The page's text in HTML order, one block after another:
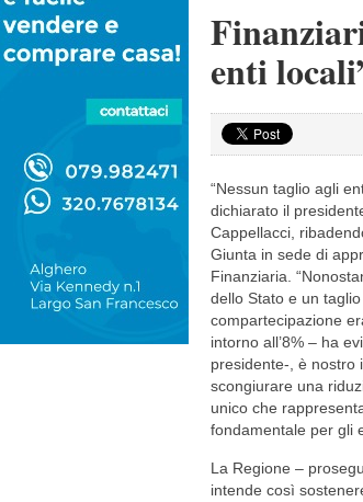
enti
“Nessun taglio agli
dichiarato il
Cappellacci,
Giunta in sede di
Finanziaria.
dello Stato e un
compartecipazione
intorno all’8% – ha
presidente-, è nostro
scongiurare una
unico che
fondamentale per gli
La Regione –
intende così